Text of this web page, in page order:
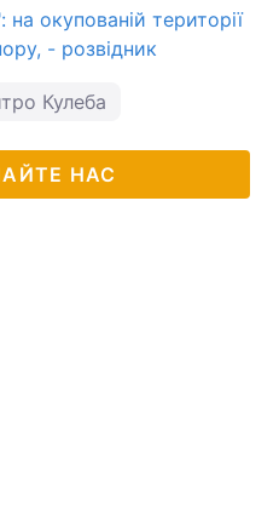
окупованій території
- розвідник
Кулеба
НАС